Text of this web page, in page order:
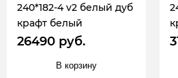
240*182-4 v2 белый дуб
крафт белый
26490 руб.
В корзину